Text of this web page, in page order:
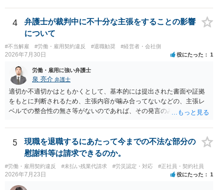
務上よくあるからといって当然に適法という意味ではなく、実際の損
害との対応関係や合理性が重要です。 ・違約金に上限がなくても、常
に有効になるわけではありません。契約が労働契約に近い実態なら労
損害と比べて過大なら無効や減額が争点になります。 ・契約前の修正
交渉は一般的です。 交渉の方向としては、上限額を設ける、実損害ベ
ースにする、算定根拠を明確化する、違約金ではなく「合理的な実
費・未回収費用のみ」に限定する、などが典型です。 ・弁護士に契約
前に契約書の内容をレビューしてもらう価値は十分にあると思われま
す。 争点は、契約類型が雇用か業務委託か、実態として労働者性があ
るか、解除事由が双方にどう定められているか、違約金の算定根拠が
合理的か、という複数論点に分かれます。契約前なら、交渉のパワー
バランスの問題もありますが、修正余地があるうえ、後から争うより
コストを抑えやすいので、資料等を持参の上弁護士に確認されること
をお勧めします。 ・事務所側の解除でも、解除理由によってはタレン
ト側に損害賠償が発生する建付けになっていることはあります。ただ
し、事務所側が一方的に解除したのにタレントへ違約金を課す設計
は、合理性や対価性を欠くとして争いやすいです。逆に、タレント側
の重大な契約違反がある場合は、実損害の範囲で請求される可能性は
4
弁護士が裁判中に不十分な主張をすることの影響
について
#不当解雇 #労働・雇用契約違反 #退職勧奨 #経営者・会社側
2026年7月30日 役にたった 1
労働・雇用に強い弁護士
泉 亮介 弁護士
適切か不適切かはともかくとして、基本的には提出された書面や証拠
をもとに判断されるため、主張内容が噛み合ってないなどの、主張レ
ベルでの整合性の無さ等がないのであれば、その発言のみで大きく不
5
現職を退職するにあたって今までの不法な部分の
慰謝料等は請求できるのか。
#労働・雇用契約違反 #未払い残業代請求 #労災認定・対応 #正社員・契約社員
2026年7月23日 役にたった 1